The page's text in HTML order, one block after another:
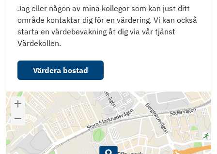
Jag eller någon av mina kollegor som kan just ditt
område kontaktar dig för en värdering. Vi kan också
starta en värdebevakning åt dig via vår tjänst
Värdekollen.
Värdera bostad